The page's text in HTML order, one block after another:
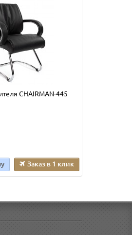
CHAIRMAN-445
Заказ в 1 клик